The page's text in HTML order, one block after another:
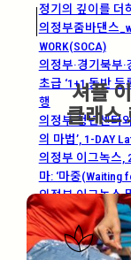
정기의 깊이를 더
의정부줌바댄스
WORK(SOCA)
의정부·경기북부
초급 ‘1+1 동반 등
행
의정부 청년센터
의 마법’, 1-DAY
의정부 이그녹스,
마: ‘마중(Waiting
의정부 이그녹스
러운 여름, 선율
의정부 이그녹스
신 초록, 연합의
셔플
클래스